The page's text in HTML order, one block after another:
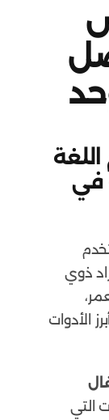
في
ذوي
الأدوات
التي